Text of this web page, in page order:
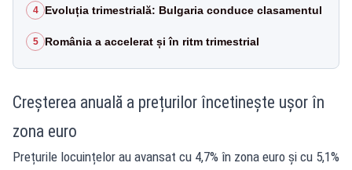
4 Evoluția trimestrială: Bulgaria conduce clasamentul
5 România a accelerat și în ritm trimestrial
Creșterea anuală a prețurilor încetinește ușor în
zona euro
Prețurile locuințelor au avansat cu 4,7% în zona euro și cu 5,1%